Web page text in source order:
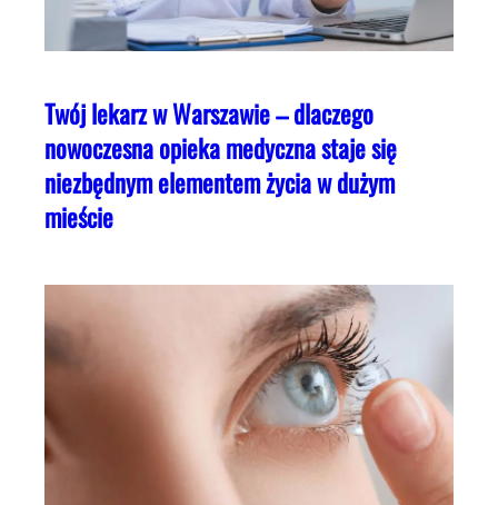
Twój lekarz w Warszawie – dlaczego
nowoczesna opieka medyczna staje się
niezbędnym elementem życia w dużym
mieście